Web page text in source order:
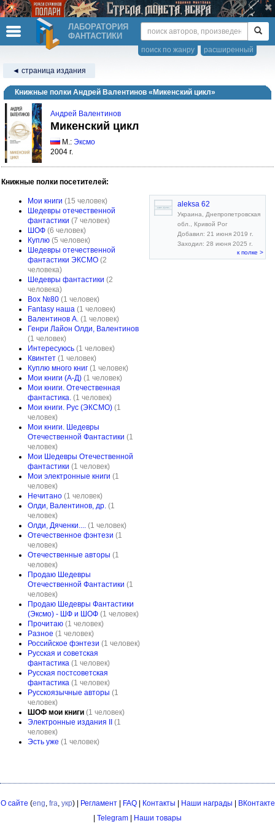
ЛАБОРАТОРИЯ
ФАНТАСТИКИ
расширенный
поиск по жанру
◄ страница издания
Книжные полки Андрей Валентинов «Микенский цикл»
Андрей Валентинов
Микенский цикл
М.: Эксмо
2004 г.
Книжные полки посетителей:
Мои книги (15 человек)
Шедевры отечественной
фантастики (7 человек)
ШОФ (6 человек)
Куплю (5 человек)
Шедевры отечественной
фантастики ЭКСМО (2
человека)
Шедевры фантастики (2
человека)
Box №80 (1 человек)
Fantasy наша (1 человек)
Валентинов А. (1 человек)
Генри Лайон Олди, Валентинов
(1 человек)
Интересуюсь (1 человек)
Квинтет (1 человек)
Куплю много книг (1 человек)
Мои книги (А-Д) (1 человек)
Мои книги. Отечественная
фантастика. (1 человек)
Мои книги. Рус (ЭКСМО) (1
человек)
Мои книги. Шедевры
Отечественной Фантастики (1
человек)
Мои Шедевры Отечественной
фантастики (1 человек)
Мои электронные книги (1
человек)
Нечитано (1 человек)
Олди, Валентинов, др. (1
человек)
Олди, Дяченки.... (1 человек)
Отечественное фэнтези (1
человек)
Отечественные авторы (1
человек)
Продаю Шедевры
Отечественной Фантастики (1
человек)
Продаю Шедевры Фантастики
(Эксмо) - ШФ и ШОФ (1 человек)
Прочитаю (1 человек)
Разное (1 человек)
Российское фэнтези (1 человек)
Русская и советская
фантастика (1 человек)
Русская постсоветская
фантастика (1 человек)
Русскоязычные авторы (1
человек)
ШОФ мои книги (1 человек)
Электронные издания II
(1
человек)
Эсть уже (1 человек)
aleksa 62
Украина, Днепропетровская
обл., Кривой Рог
Добавил: 21 июня 2019 г.
Заходил: 28 июня 2025 г.
к полке >
О сайте (eng, fra, укр) | Регламент| FAQ| Контакты Наши награды
ВКонтакте
Telegram Наши товары